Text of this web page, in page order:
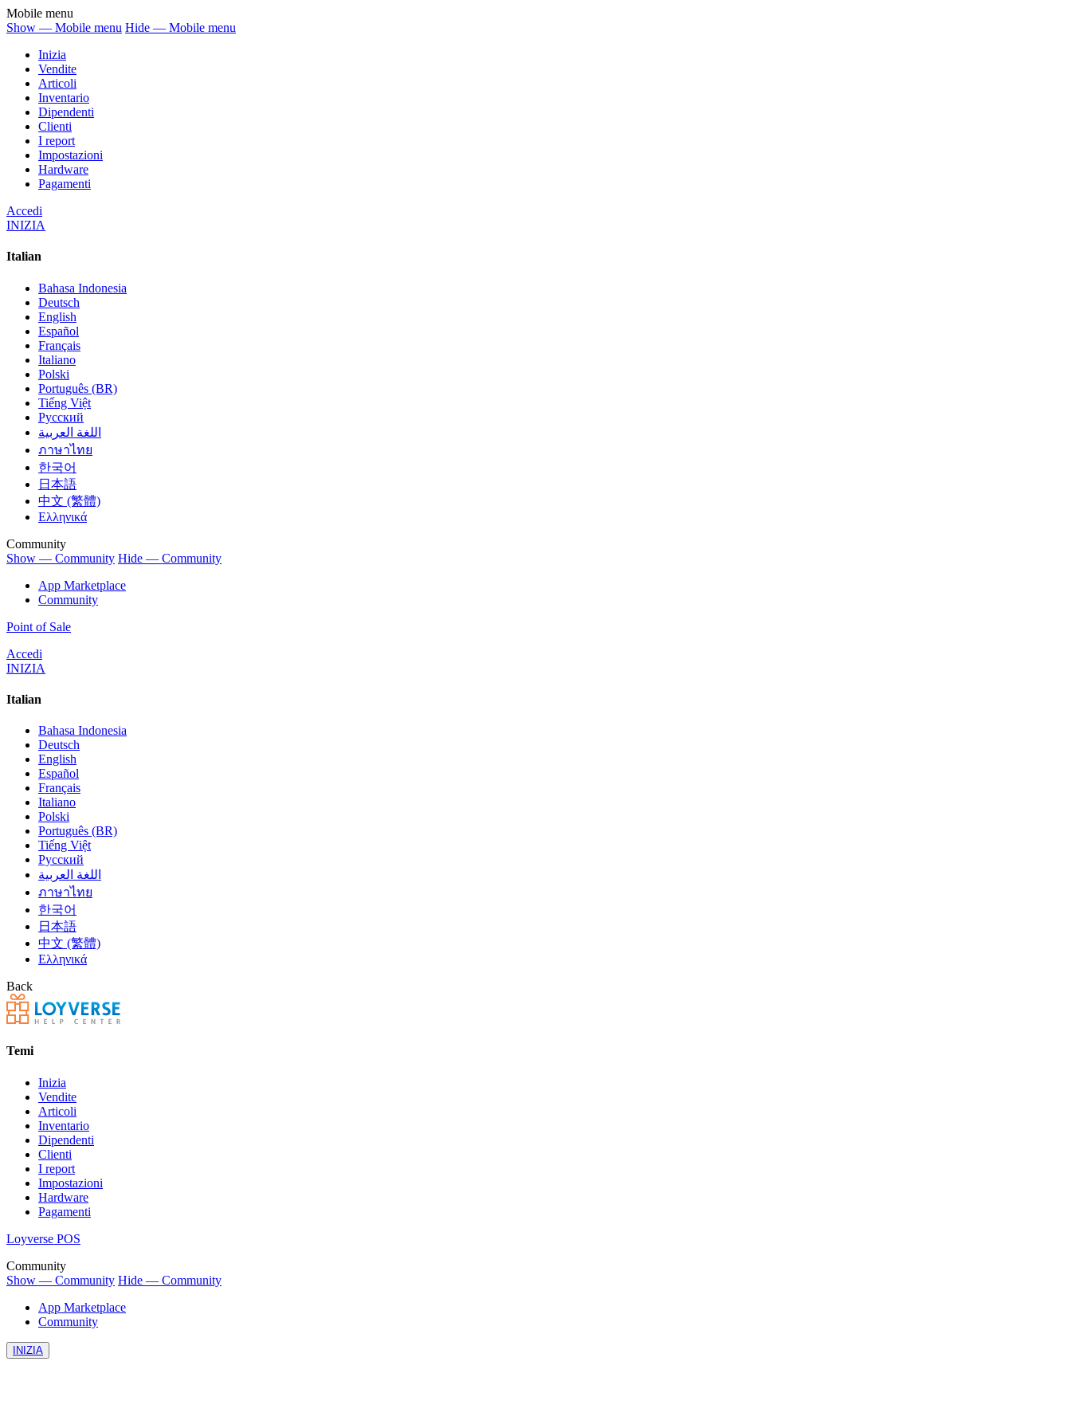
Mobile menu
Show — Mobile menu Hide — Mobile menu
Inizia
Vendite
Articoli
Inventario
Dipendenti
Clienti
I report
Impostazioni
Hardware
Pagamenti
Accedi
INIZIA
Italian
Bahasa Indonesia
Deutsch
English
Español
Français
Italiano
Polski
Português (BR)
Tiếng Việt
Русский
اللغة العربية
ภาษาไทย
한국어
日本語
中文 (繁體)
Ελληνικά
Community
Show — Community Hide — Community
App Marketplace
Community
Point of Sale
Accedi
INIZIA
Italian
Bahasa Indonesia
Deutsch
English
Español
Français
Italiano
Polski
Português (BR)
Tiếng Việt
Русский
اللغة العربية
ภาษาไทย
한국어
日本語
中文 (繁體)
Ελληνικά
Back
Temi
Inizia
Vendite
Articoli
Inventario
Dipendenti
Clienti
I report
Impostazioni
Hardware
Pagamenti
Loyverse POS
Community
Show — Community Hide — Community
App Marketplace
Community
INIZIA